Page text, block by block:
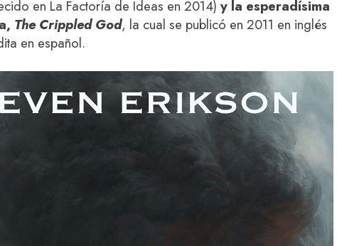
en La Factoría de Ideas en 2014) y la esperadísima
The Crippled God, la cual se publicó en 2011 en inglés
en español.